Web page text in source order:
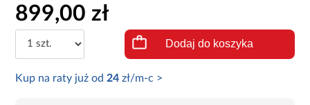
899,00 zł
Dodaj do koszyka
Kup na raty już od 24 zł/m-c >